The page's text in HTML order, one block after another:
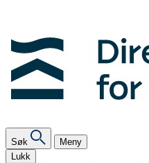
Søk
Meny
Lukk